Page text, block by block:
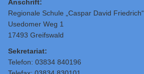
Anschrift:
Regionale Schule „Caspar David Friedrich“
Usedomer Weg 1
17493 Greifswald
Sekretariat:
Telefon: 03834 840196